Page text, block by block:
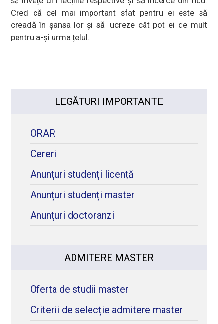
Cred că cel mai important sfat pentru ei este să
creadă în șansa lor și să lucreze cât pot ei de mult
pentru a-și urma țelul.
LEGĂTURI IMPORTANTE
ORAR
Cereri
Anunțuri studenți licență
Anunțuri studenți master
Anunţuri doctoranzi
ADMITERE MASTER
Oferta de studii master
Criterii de selecție admitere master